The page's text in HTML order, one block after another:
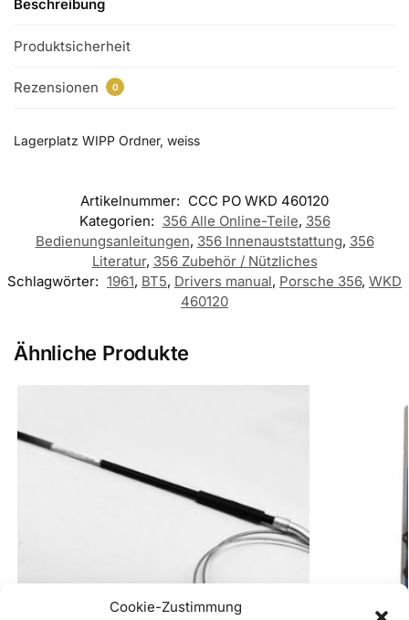
Cookie-Zustimmung
Beschreibung
Produktsicherheit
Rezensionen 0
Lagerplatz WIPP Ordner, weiss
Artikelnummer: CCC PO WKD 460120
Kategorien: 356 Alle Online-Teile, 356
Bedienungsanleitungen, 356 Innenauststattung, 356
Literatur, 356 Zubehör / Nützliches
Schlagwörter: 1961, BT5, Drivers manual, Porsche 356, WKD
460120
Ähnliche Produkte